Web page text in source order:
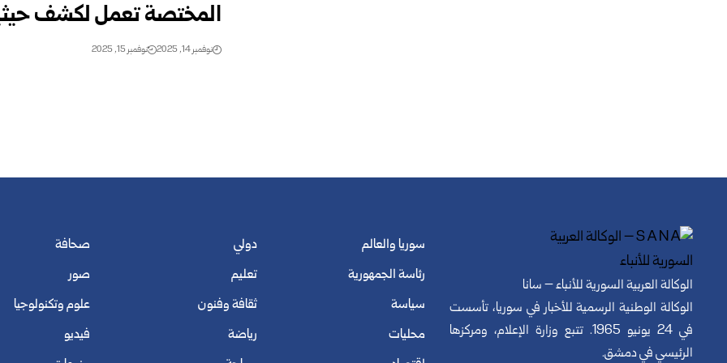
المختصة تعمل لكشف
نوفمبر 14, 2025 نوفمبر 15, 2025
الوكالة العربية السورية للأنباء – سانا
الوكالة الوطنية الرسمية للأخبار في سوريا، تأسست
في 24 يونيو 1965. تتبع وزارة الإعلام، ومركزها
الرئيسي في دمشق.
سوريا والعالم
رئاسة الجمهورية
سياسة
محليات
دولي
تعليم
ثقافة وفنون
رياضة
صحافة
صور
علوم وتكنولوجيا
فيديو